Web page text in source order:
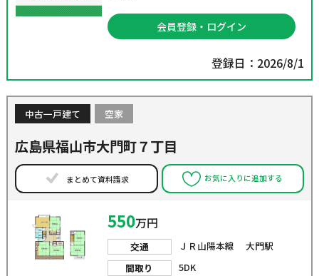
会員登録・ログイン
登録日：2026/8/1
中古一戸建て 空家
広島県福山市大門町７丁目
まとめて資料請求 お気に入りに追加する
550万円
交通
ＪＲ山陽本線 大門駅
間取り
5DK